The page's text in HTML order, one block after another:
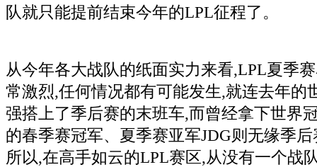
队就只能提前结束今年的LPL征程了。
从今年各大战队的纸面实力来看,LPL夏季
常激烈,任何情况都有可能发生,就连去年的
强搭上了季后赛的末班车,而曾经拿下世界
的春季赛冠军、夏季赛亚军JDG则无缘季
所以,在高手如云的LPL赛区,从没有一个战